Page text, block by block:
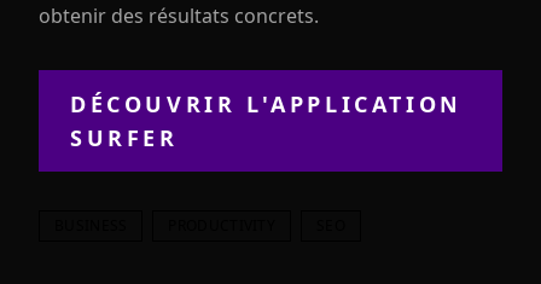
obtenir des résultats concrets.
DÉCOUVRIR L'APPLICATION
SURFER